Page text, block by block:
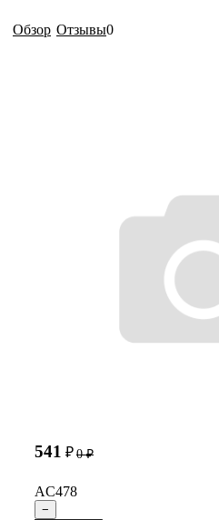
Обзор Отзывы0
541 ₽ 0 ₽
AC478
−